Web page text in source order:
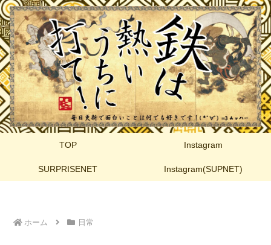
TOP Instagram
SURPRISENET Instagram(SUPNET)
ホーム 日常